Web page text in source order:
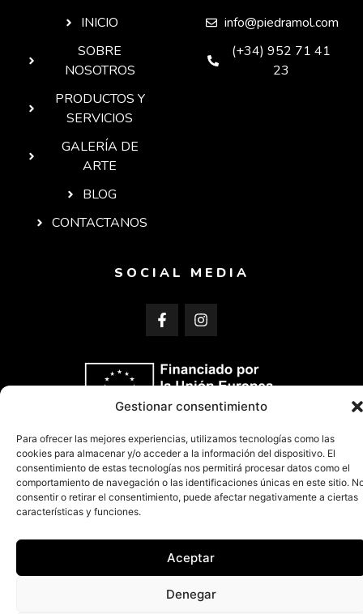
Gestionar consentimiento
Para ofrecer las mejores experiencias, utilizamos tecnologías como las
cookies para almacenar y/o acceder a la información del dispositivo. El
consentimiento de estas tecnologías nos permitirá procesar datos como el
comportamiento de navegación o las identificaciones únicas en este sitio.
consentir o retirar el consentimiento, puede afectar negativamente a ciertas
características y funciones.
Aceptar
Denegar
INICIO
SOBRE
NOSOTROS
PRODUCTOS Y
SERVICIOS
GALERÍA DE
ARTE
BLOG
CONTACTANOS
info@piedramol.com
(+34) 952 71 41
23
SOCIAL MEDIA
CENTRO ARTESANAL DE RESTAURACIÓN Y DISEÑO MODERNO DE LA PIEDRA,